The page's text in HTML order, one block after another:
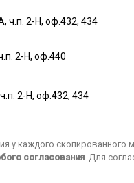
ч.п. 2-Н, оф.432, 434
2-Н, оф.440
2-Н, оф.432, 434
каждого скопированного
согласования. Для